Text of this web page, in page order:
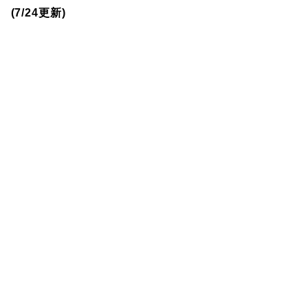
(7/24更新)